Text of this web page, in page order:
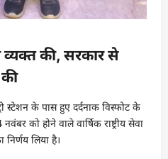
की, सरकार से
स्टेशन के पास हुए दर्दनाक विस्फोट के
को होने वाले वार्षिक राष्ट्रीय सेवा
लिया है।